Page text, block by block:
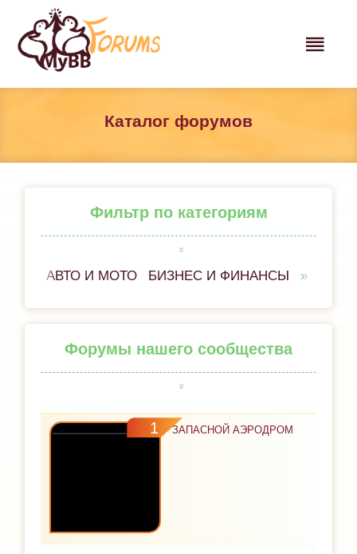
Каталог форумов
Фильтр по категориям
АВТО И МОТО БИЗНЕС И ФИНАНСЫ
Форумы нашего сообщества
1 ЗАПАСНОЙ АЭРОДРОМ